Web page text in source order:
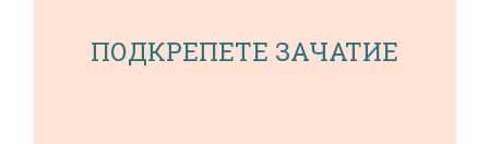
ПОДКРЕПЕТЕ ЗАЧАТИЕ